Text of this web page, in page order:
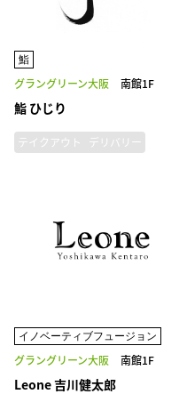
鮨
グラングリーン大阪 南館1F
鮨 ひじり
テイクアウト デリバリー
イノベーティブフュージョン
グラングリーン大阪 南館1F
Leone 吉川健太郎